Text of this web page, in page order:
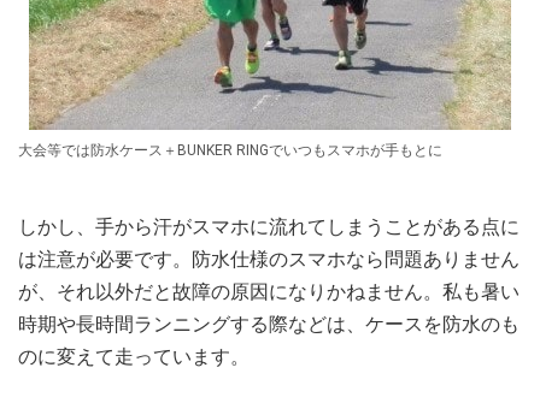
大会等では防水ケース＋BUNKER RINGでいつもスマホが手もとに
しかし、手から汗がスマホに流れてしまうことがある点に
は注意が必要です。防水仕様のスマホなら問題ありません
が、それ以外だと故障の原因になりかねません。私も暑い
時期や長時間ランニングする際などは、ケースを防水のも
のに変えて走っています。